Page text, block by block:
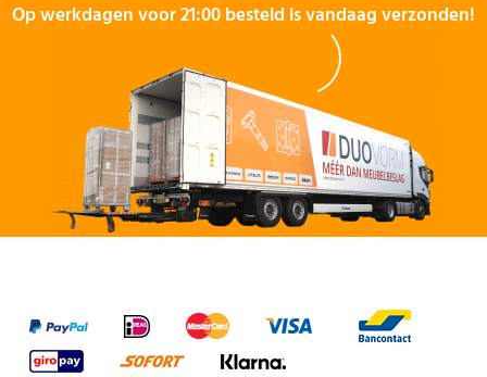
Op werkdagen voor 21:00 besteld is vandaag verzonden!